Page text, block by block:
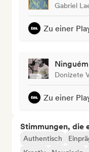
Gabriel
Zu einer
Ninguém
Donizete
Zu einer
Stimmungen, die
Authentisch